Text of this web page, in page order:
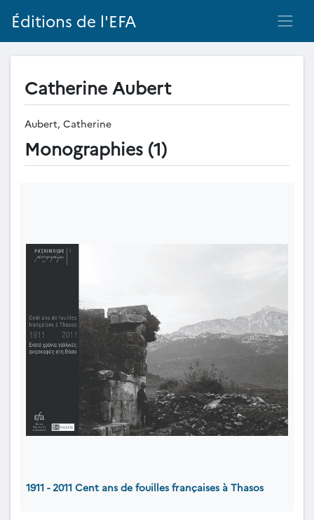
Éditions de l'EFA
Catherine Aubert
Aubert, Catherine
Monographies (1)
1911 - 2011 Cent ans de fouilles françaises à Thasos